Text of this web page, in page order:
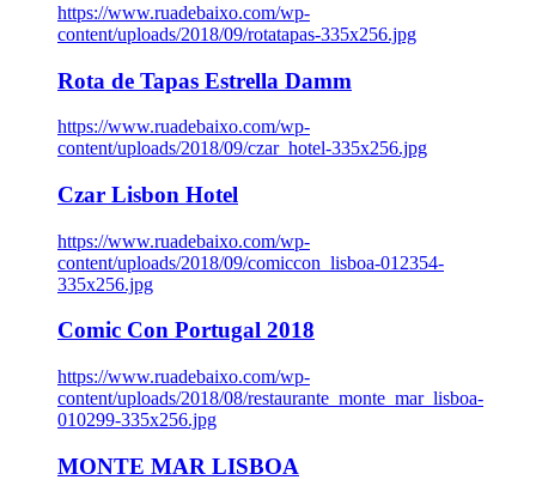
https://www.ruadebaixo.com/wp-
content/uploads/2018/09/rotatapas-335x256.jpg
Rota de Tapas Estrella Damm
https://www.ruadebaixo.com/wp-
content/uploads/2018/09/czar_hotel-335x256.jpg
Czar Lisbon Hotel
https://www.ruadebaixo.com/wp-
content/uploads/2018/09/comiccon_lisboa-012354-
335x256.jpg
Comic Con Portugal 2018
https://www.ruadebaixo.com/wp-
content/uploads/2018/08/restaurante_monte_mar_lisboa-
010299-335x256.jpg
MONTE MAR LISBOA